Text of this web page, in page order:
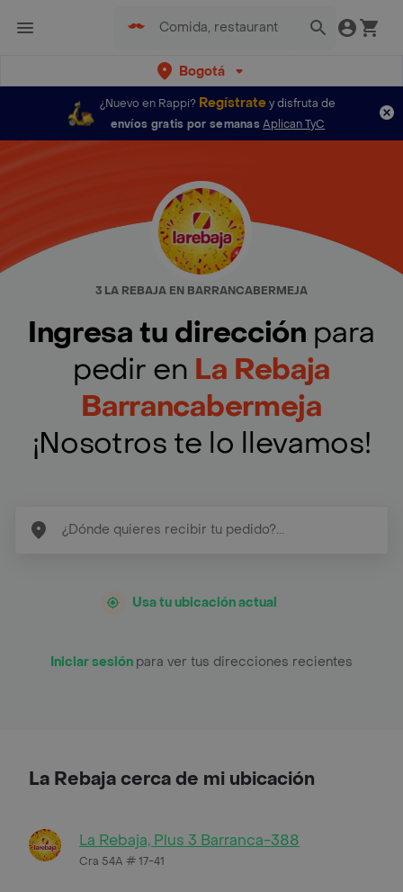
Bogotá
¿Nuevo en Rappi? Regístratey disfruta de
envíos gratis por semanas Aplican TyC
3 LA REBAJA EN BARRANCABERMEJA
Ingresa tu dirección para
pedir en La Rebaja
Barrancabermeja
¡Nosotros te lo llevamos!
Usa tu ubicación actual
Iniciar sesión para ver tus direcciones recientes
La Rebaja cerca de mi ubicación
La Rebaja, Plus 3 Barranca-388
Cra 54A # 17-41